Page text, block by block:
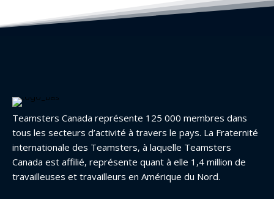
Teamsters Canada représente 125 000 membres dans
tous les secteurs d’activité à travers le pays. La Fraternité
internationale des Teamsters, à laquelle Teamsters
Canada est affilié, représente quant à elle 1,4 million de
travailleuses et travailleurs en Amérique du Nord.